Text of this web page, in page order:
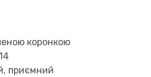
коронкою
приємний